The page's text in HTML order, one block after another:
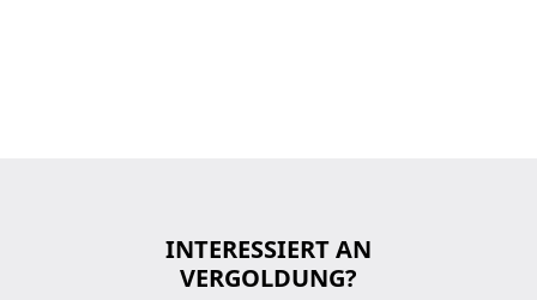
INTERESSIERT AN
VERGOLDUNG?